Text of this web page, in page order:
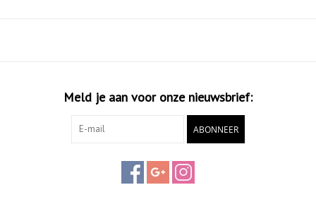
Meld je aan voor onze nieuwsbrief:
ABONNEER